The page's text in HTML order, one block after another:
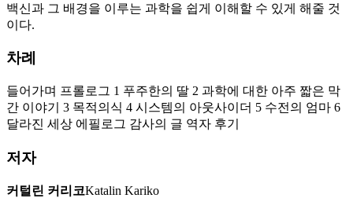
백신과 그 배경을 이루는 과학을 쉽게 이해할 수 있게 해줄 것
이다.
차례
들어가며 프롤로그 1 푸주한의 딸 2 과학에 대한 아주 짧은 막
간 이야기 3 목적의식 4 시스템의 아웃사이더 5 수전의 엄마 6
달라진 세상 에필로그 감사의 글 역자 후기
저자
커털린 커리코Katalin Kariko